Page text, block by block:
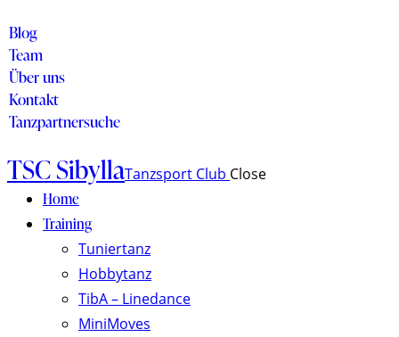
Blog
Team
Über uns
Kontakt
Tanzpartnersuche
TSC SibyllaTanzsport Club Close
Home
Training
Tuniertanz
Hobbytanz
TibA – Linedance
MiniMoves